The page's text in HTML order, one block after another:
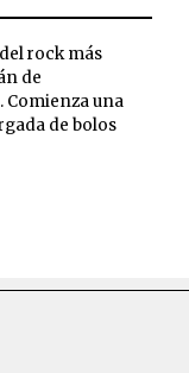
rock más
de
Comienza una
de bolos